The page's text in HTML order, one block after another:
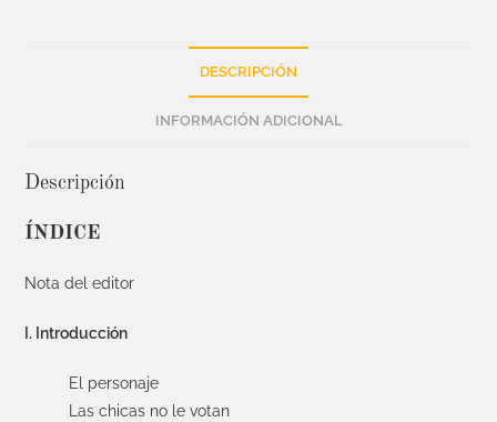
DESCRIPCIÓN
INFORMACIÓN ADICIONAL
Descripción
ÍNDICE
Nota del editor
I. Introducción
El personaje
Las chicas no le votan